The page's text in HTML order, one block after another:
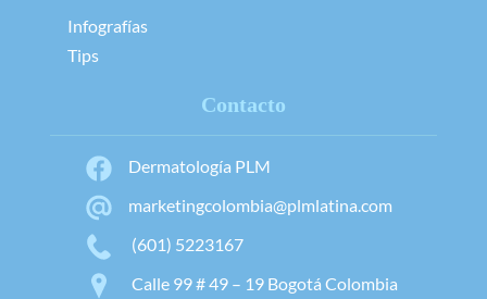
Infografías
Tips
Contacto
Dermatología PLM
marketingcolombia@plmlatina.com
(601) 5223167
Calle 99 # 49 – 19 Bogotá Colombia